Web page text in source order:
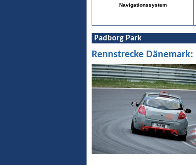
Navigationssystem
Padborg Park
Rennstrecke